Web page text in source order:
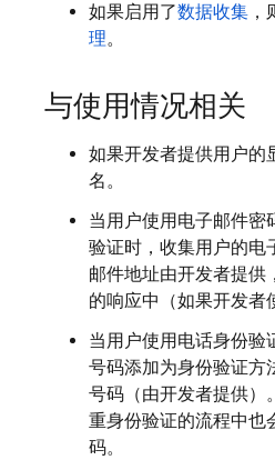
如果启用了数据收集
理。
与使用情况相关
如果开发者提供用户的
名。
当用户使用电子邮件密
验证时，收集用户的电
邮件地址由开发者提供
的响应中（如果开发者
当用户使用电话身份验
号码添加为身份验证方
号码（由开发者提供）
重身份验证的流程中也
码。